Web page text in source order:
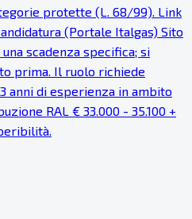
protette (L. 68/99). Link
(Portale Italgas) Sito
scadenza specifica; si
prima. Il ruolo richiede
anni di esperienza in ambito
RAL € 33.000 - 35.100 +